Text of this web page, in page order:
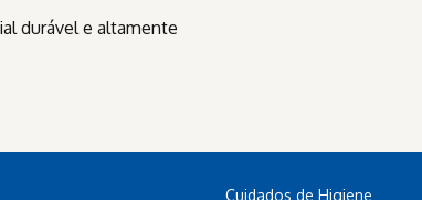
durável e altamente
Cuidados de Higiene